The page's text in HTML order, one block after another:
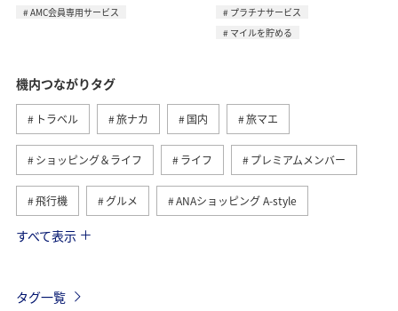
AMC会員専用サービス
プラチナサービス
マイルを貯める
機内つながりタグ
トラベル 旅ナカ 国内 旅マエ
ショッピング＆ライフ ライフ プレミアムメンバー
飛行機 グルメ ANAショッピング A-style
ANAマイレージクラブ
すべて表示
タグ一覧